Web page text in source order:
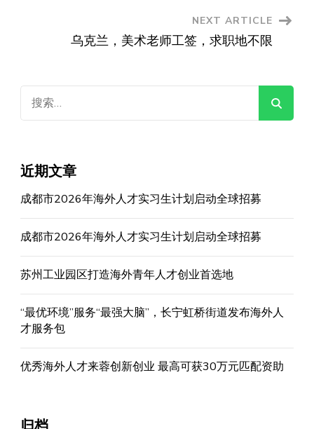
NEXT ARTICLE
乌克兰，美术老师工签，求职地不限
索：
近期文章
成都市2026年海外人才实习生计划启动全球招募
成都市2026年海外人才实习生计划启动全球招募
苏州工业园区打造海外青年人才创业首选地
“最优环境”服务“最强大脑”，长宁虹桥街道发布海外人
才服务包
优秀海外人才来蓉创新创业 最高可获30万元匹配资助